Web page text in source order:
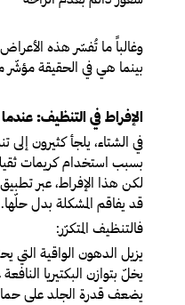
وغالباً ما تُفسّر هذه
بينما هي في الحقيقة
الإفراط في التنظيف:
في الشتاء، يلجأ كثيرون إلى
بسبب استخدام كريمات
لكن هذا الإفراط، عبر
قد يفاقم المشكلة بدل حلّها.
فالتنظيف المتكرّر:
يزيل الدهون الواقية التي
يخلّ بتوازن البكتيريا
يضعف قدرة الجلد على